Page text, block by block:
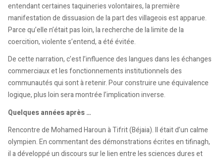
entendant certaines taquineries volontaires, la première
manifestation de dissuasion de la part des villageois est apparue.
Parce qu’elle n’était pas loin, la recherche de la limite de la
coercition, violente s’entend, a été évitée.
De cette narration, c’est l’influence des langues dans les échanges
commerciaux et les fonctionnements institutionnels des
communautés qui sont à retenir. Pour construire une équivalence
logique, plus loin sera montrée l’implication inverse.
Quelques années après …
Rencontre de Mohamed Haroun à Tifrit (Béjaia). Il était d’un calme
olympien. En commentant des démonstrations écrites en tifinagh,
il a développé un discours sur le lien entre les sciences dures et